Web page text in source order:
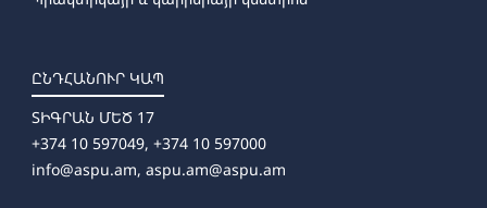
ԸՆԴՀԱՆՈՒՐ ԿԱՊ
ՏԻԳՐԱՆ ՄԵԾ 17
+374 10 597049, +374 10 597000
info@aspu.am, aspu.am@aspu.am